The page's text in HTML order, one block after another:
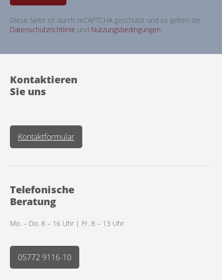
Diese Seite ist durch reCAPTCHA geschützt und es gelten die
Datenschutzrichtlinie und Nutzungsbedingungen.
Kontaktieren
Sie uns
Kontaktformular
Telefonische
Beratung
Mo. – Do. 8 – 16 Uhr | Fr. 8 – 13 Uhr
05772 9116-10